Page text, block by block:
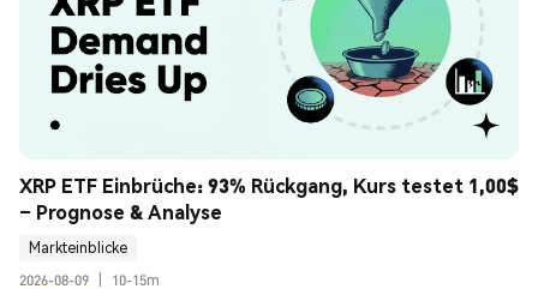
XRP ETF Einbrüche: 93% Rückgang, Kurs testet 1,00$
– Prognose & Analyse
Markteinblicke
2026-08-09
10-15m